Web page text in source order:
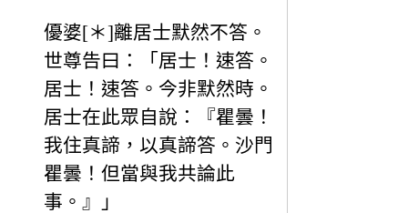
優婆[＊]離居士默然不答。
世尊告曰：「居士！速答。
居士！速答。今非默然時。
居士在此眾自說：『瞿曇！
我住真諦，以真諦答。沙門
瞿曇！但當與我共論此
事。』」